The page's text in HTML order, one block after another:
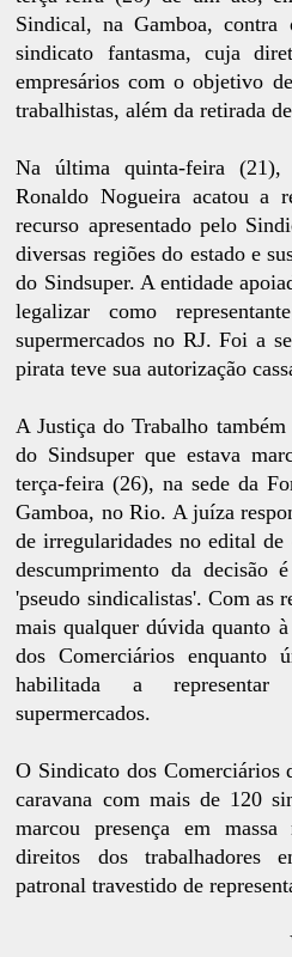
Sindical, na Gamboa, contra
sindicato fantasma, cuja
empresários com o objetivo
trabalhistas, além da retirada
Na última quinta-feira
Ronaldo Nogueira acatou a
recurso apresentado pelo
diversas regiões do estado e
do Sindsuper. A entidade
legalizar como
supermercados no RJ. Foi a
pirata teve sua autorização
A Justiça do Trabalho também
do Sindsuper que estava
terça-feira (26), na sede da
Gamboa, no Rio. A juíza
de irregularidades no edital
descumprimento da
'pseudo sindicalistas'. Com as
mais qualquer dúvida quanto
dos Comerciários enquanto
habilitada a
supermercados.
O Sindicato dos Comerciários
caravana com mais de 120
marcou presença em
direitos dos trabalhadores
patronal travestido de